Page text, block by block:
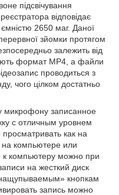
підсвічування
відповідає
ємністю 2650 маг. Даної
зйомки протягом
залежить від
формат MP4, а файли
проводиться з
чого цілком достатньо
микрофону записанное
с отличным уровнем
как на
на компьютере или
к компьютеру можно при
на жесткий диск
кнопкам
запись можно